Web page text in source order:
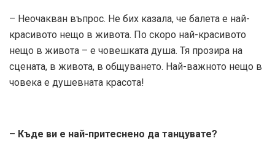
– Неочакван въпрос. Не бих казала, че балета е най-
красивото нещо в живота. По скоро най-красивото
нещо в живота – е човешката душа. Тя прозира на
сцената, в живота, в общуването. Най-важното нещо в
човека е душевната красота!
– Къде ви е най-притеснено да танцувате?